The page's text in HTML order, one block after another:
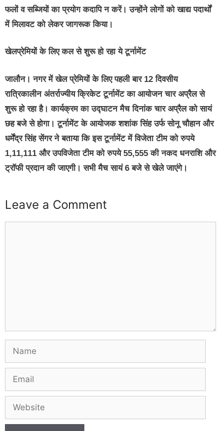
फलों व सब्जियों का प्रयोग कदापि न करें। उन्होंने लोगों को खाद्य पदार्थों
में मिलावट को लेकर जागरूक किया।
खेलप्रेमियों के लिए कल से शुरू हो रहा ये टूर्नामेंट
जालौन। नगर में खेल प्रेमियों के लिए पहली बार 12 दिवसीय
रात्रिकालीन अंतर्राज्यीय क्रिकेट टूर्नामेंट का आयोजन चार अप्रैल से
शुरू हो रहा है। कार्यक्रम का उद्घाटन मैच दिनांक चार अप्रैल को सायं
छह बजे से होगा। टूर्नामेंट के आयोजक शशांक सिंह उर्फ सोनू चौहान और
धर्मेंद्र सिंह सेंगर ने बताया कि इस टूर्नामेंट में विजेता टीम को रुपये
1,11,111 और उपविजेता टीम को रुपये 55,555 की नकद धनराशि और
ट्रॉफी प्रदान की जाएगी। सभी मैच सायं 6 बजे से खेले जाएंगे।
Leave a Comment